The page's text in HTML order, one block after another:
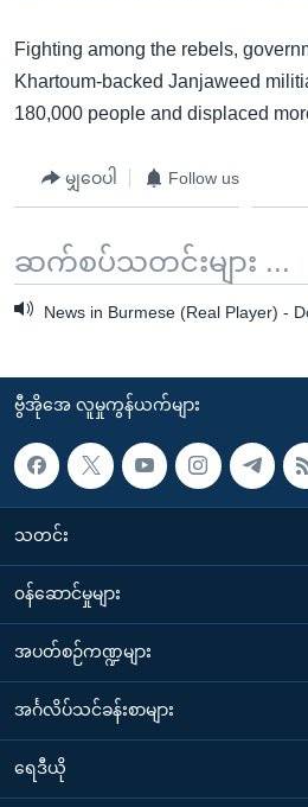
Fighting among the rebels,
Khartoum-backed Janjaweed
180,000 people and displaced
မျှဝေပါ Follow us
ဆက်စပ်သတင်းများ ...
News in Burmese (Real Player) -
ဗွီအိုအေ လူမှုကွန်ယက်များ
သတင်း
၀န်ဆောင်မှုများ
အပတ်စဉ်ကဏ္ဍများ
အင်္ဂလိပ်သင်ခန်းစာများ
ရေဒီယို